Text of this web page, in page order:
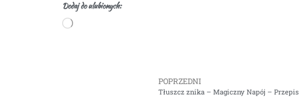
Dodaj do ulubionych:
POPRZEDNI
Tłuszcz znika – Magiczny Napój – Przepis